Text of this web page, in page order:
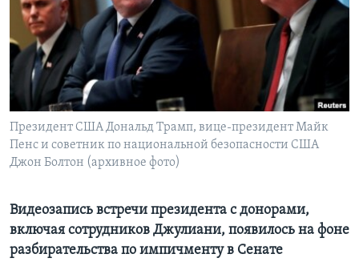
Learning English
СОЦИАЛЬНЫЕ СЕТИ
Языки
Президент США Дональд Трамп, вице-президент Майк
Пенс и советник по национальной безопасности США
Джон Болтон (архивное фото)
Видеозапись встречи президента с донорами,
включая сотрудников Джулиани, появилось на фоне
разбирательства по импичменту в Сенате